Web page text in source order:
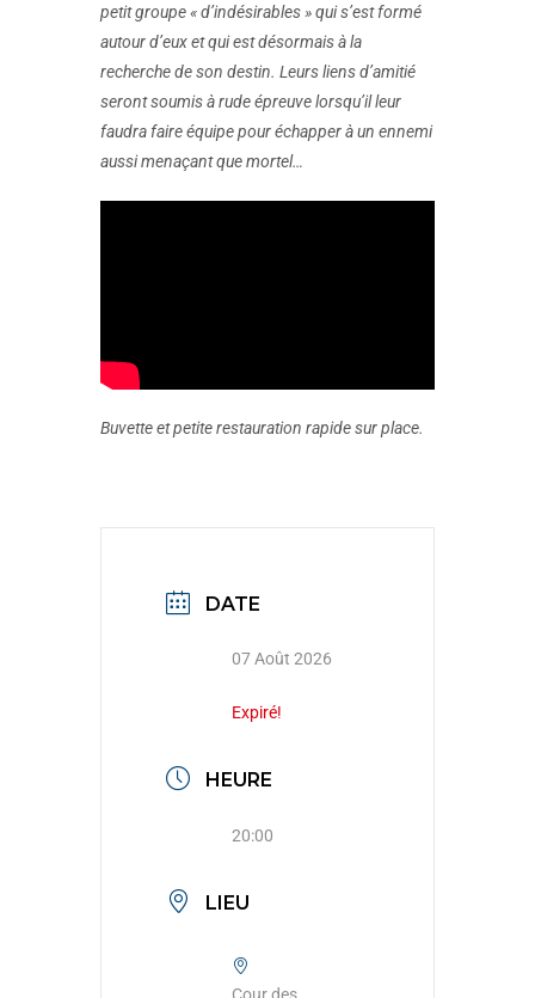
petit groupe « d’indésirables » qui s’est formé
autour d’eux et qui est désormais à la
recherche de son destin. Leurs liens d’amitié
seront soumis à rude épreuve lorsqu’il leur
faudra faire équipe pour échapper à un ennemi
aussi menaçant que mortel…
Buvette et petite restauration rapide sur place.
DATE
07 Août 2026
Expiré!
HEURE
20:00
LIEU